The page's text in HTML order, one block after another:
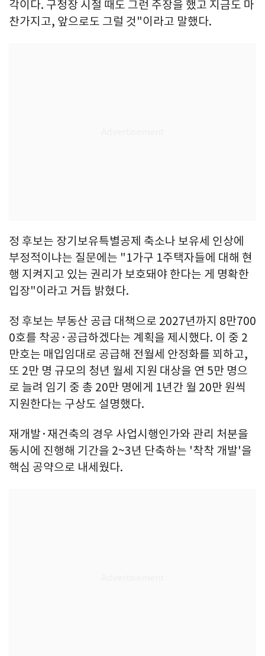
각이다. 구청장 시절 때도 그런 주장을 했고 지금도 마
찬가지고, 앞으로도 그럴 것"이라고 말했다.
정 후보는 장기보유특별공제 축소나 보유세 인상에
부정적이냐는 질문에는 "1가구 1주택자들에 대해 현
행 지켜지고 있는 권리가 보호돼야 한다는 게 명확한
입장"이라고 거듭 밝혔다.
정 후보는 부동산 공급 대책으로 2027년까지 8만700
0호를 착공·공급하겠다는 계획을 제시했다. 이 중 2
만호는 매입임대로 공급해 전월세 안정화를 꾀하고,
또 2만 명 규모의 청년 월세 지원 대상을 연 5만 명으
로 늘려 임기 중 총 20만 명에게 1년간 월 20만 원씩
지원한다는 구상도 설명했다.
재개발·재건축의 경우 사업시행인가와 관리 처분을
동시에 진행해 기간을 2~3년 단축하는 '착착 개발'을
핵심 공약으로 내세웠다.